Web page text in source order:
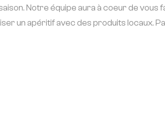
Notre équipe aura à coeur de vous
un apéritif avec des produits locaux.